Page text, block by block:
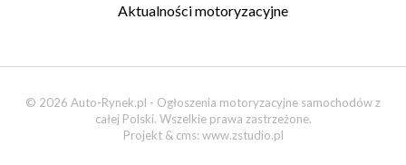
Aktualności motoryzacyjne
© 2026 Auto-Rynek.pl - Ogłoszenia motoryzacyjne samochodów z
całej Polski. Wszelkie prawa zastrzeżone.
Projekt & cms: www.zstudio.pl